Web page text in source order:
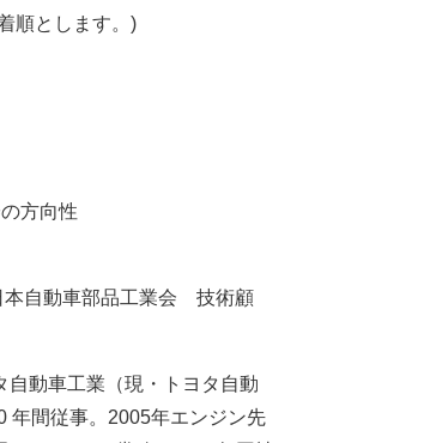
順とします。)
方向性
自動車部品工業会 技術顧
動車工業（現・トヨタ自動
年間従事。2005年エンジン先